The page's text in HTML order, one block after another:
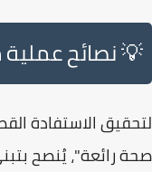
💡 نصائح عملية
لتحقيق الاستفادة
صحة رائعة"، يُنصح